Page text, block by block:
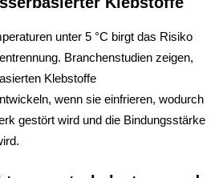
unter 5 °C birgt das Risiko
Branchenstudien zeigen,
Klebstoffe
wenn sie einfrieren, wodurch
gestört wird und die Bindungsstärke